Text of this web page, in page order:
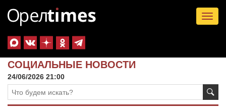
СОЦИАЛЬНЫЕ НОВОСТИ
24/06/2026 21:00